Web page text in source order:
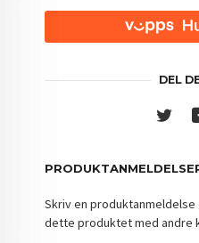
DEL
Skriv en
dette produktet med andre